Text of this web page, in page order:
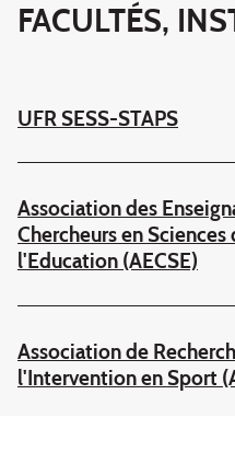
FACULTÉS,
UFR SESS-STAPS
Association des
Chercheurs en Sciences
l'Education (AECSE)
Association de
l'Intervention en Sport